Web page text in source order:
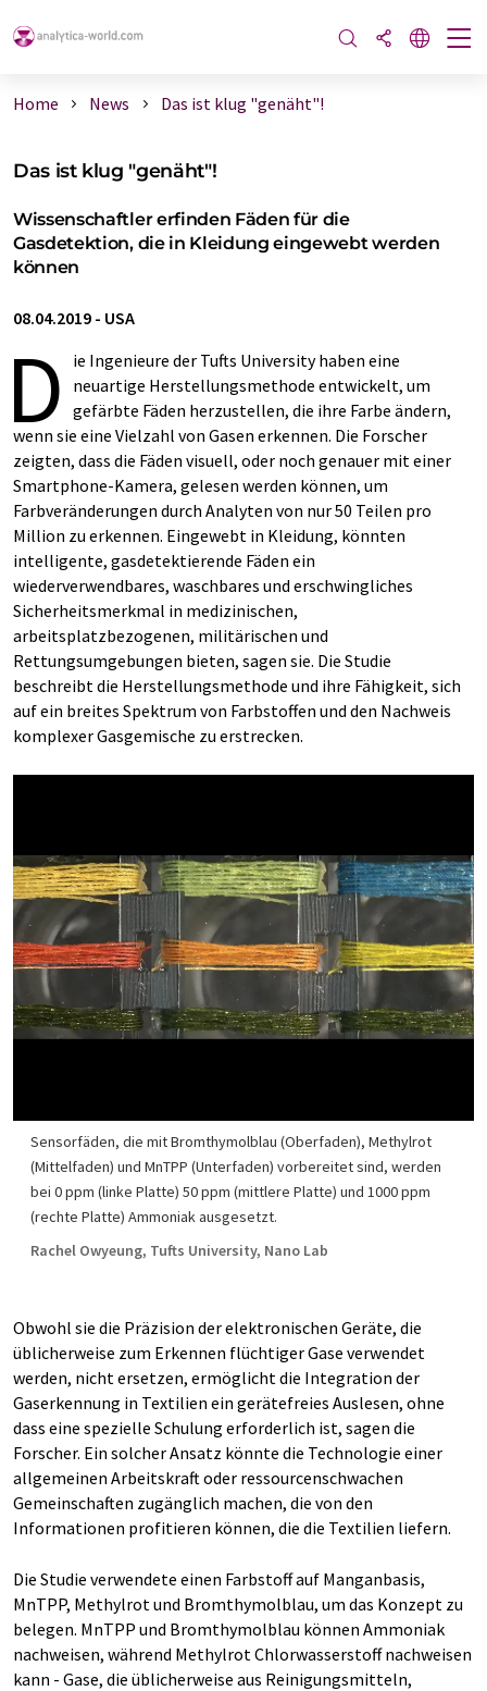
Home News Das ist klug "genäht"!
Das ist klug "genäht"!
Wissenschaftler erfinden Fäden für die
Gasdetektion, die in Kleidung eingewebt werden
können
08.04.2019 - USA
D
ie Ingenieure der Tufts University haben eine
neuartige Herstellungsmethode entwickelt, um
gefärbte Fäden herzustellen, die ihre Farbe ändern,
wenn sie eine Vielzahl von Gasen erkennen. Die Forscher
zeigten, dass die Fäden visuell, oder noch genauer mit einer
Smartphone-Kamera, gelesen werden können, um
Farbveränderungen durch Analyten von nur 50 Teilen pro
Million zu erkennen. Eingewebt in Kleidung, könnten
intelligente, gasdetektierende Fäden ein
wiederverwendbares, waschbares und erschwingliches
Sicherheitsmerkmal in medizinischen,
arbeitsplatzbezogenen, militärischen und
Rettungsumgebungen bieten, sagen sie. Die Studie
beschreibt die Herstellungsmethode und ihre Fähigkeit, sich
auf ein breites Spektrum von Farbstoffen und den Nachweis
komplexer Gasgemische zu erstrecken.
Sensorfäden, die mit Bromthymolblau (Oberfaden), Methylrot
(Mittelfaden) und MnTPP (Unterfaden) vorbereitet sind, werden
bei 0 ppm (linke Platte) 50 ppm (mittlere Platte) und 1000 ppm
(rechte Platte) Ammoniak ausgesetzt.
Rachel Owyeung, Tufts University, Nano Lab
Obwohl sie die Präzision der elektronischen Geräte, die
üblicherweise zum Erkennen flüchtiger Gase verwendet
werden, nicht ersetzen, ermöglicht die Integration der
Gaserkennung in Textilien ein gerätefreies Auslesen, ohne
dass eine spezielle Schulung erforderlich ist, sagen die
Forscher. Ein solcher Ansatz könnte die Technologie einer
allgemeinen Arbeitskraft oder ressourcenschwachen
Gemeinschaften zugänglich machen, die von den
Informationen profitieren können, die die Textilien liefern.
Die Studie verwendete einen Farbstoff auf Manganbasis,
MnTPP, Methylrot und Bromthymolblau, um das Konzept zu
belegen. MnTPP und Bromthymolblau können Ammoniak
nachweisen, während Methylrot Chlorwasserstoff nachweisen
kann - Gase, die üblicherweise aus Reinigungsmitteln,